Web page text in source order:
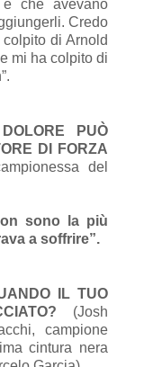
e che avevano
Credo
di Arnold
mi ha colpito di
PUÒ
DI FORZA
del
sono la più
a soffrire”.
IL TUO
(Josh
campione
cintura nera